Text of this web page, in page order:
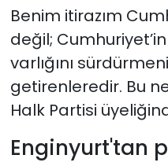
Benim itirazım
değil;
varlığını
getirenleredir. Bu
Halk Partisi
Enginyurt'tan